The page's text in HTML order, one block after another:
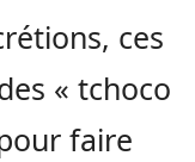
ces
« tchoco
faire